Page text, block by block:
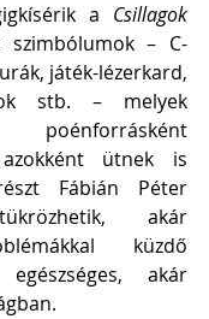
a Csillagok
– C-
játék-lézerkard,
stb. – melyek
ütnek is
Fábián Péter
akár
küzdő
akár